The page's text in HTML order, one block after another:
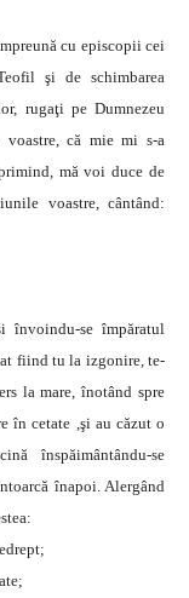
cu episcopii cei
şi de schimbarea
rugaţi pe Dumnezeu
că mie mi s-a
mă voi duce de
voastre, cântând:
învoindu-se împăratul
fiind tu la izgonire, te-
la mare, înotând spre
în cetate ,şi au căzut o
înspăimântându-se
înapoi. Alergând